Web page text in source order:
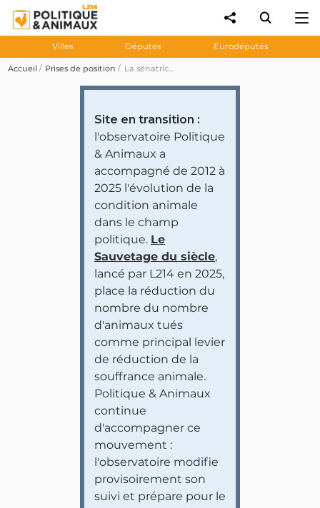
Villes Députés Eurodéputés
Accueil Prises de position La sénatrice Dominique Estrosi Sassone demande au Gouvernement d'augmenter les tirs de loups en France
Site en transition :
l'observatoire Politique
& Animaux a
accompagné de 2012 à
2025 l'évolution de la
condition animale
dans le champ
politique. Le
Sauvetage du siècle,
lancé par L214 en 2025,
place la réduction du
nombre du nombre
d'animaux tués
comme principal levier
de réduction de la
souffrance animale.
Politique & Animaux
continue
d'accompagner ce
mouvement :
l'observatoire modifie
provisoirement son
suivi et prépare pour le